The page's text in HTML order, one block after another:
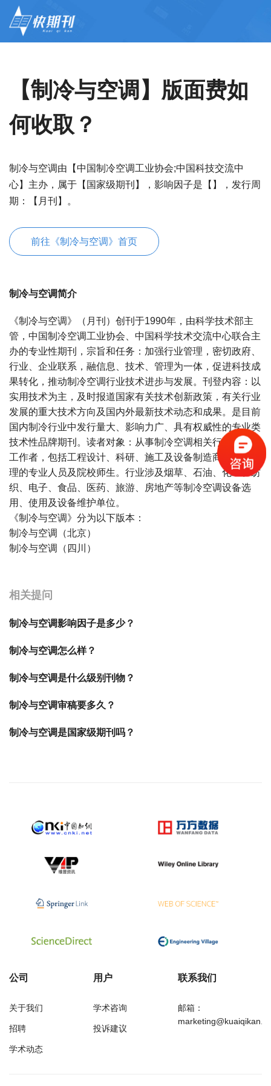
【制冷与空调】版面费如
何收取？
制冷与空调由【中国制冷空调工业协会;中国科技交流中
心】主办，属于【国家级期刊】，影响因子是【】，发行周
期：【月刊】。
前往《制冷与空调》首页
制冷与空调简介
《制冷与空调》（月刊）创刊于1990年，由科学技术部主
管，中国制冷空调工业协会、中国科学技术交流中心联合主
办的专业性期刊，宗旨和任务：加强行业管理，密切政府、
行业、企业联系，融信息、技术、管理为一体，促进科技成
果转化，推动制冷空调行业技术进步与发展。刊登内容：以
实用技术为主，及时报道国家有关技术创新政策，有关行业
发展的重大技术方向及国内外最新技术动态和成果。是目前
国内制冷行业中发行量大、影响力广、具有权威性的专业类
技术性品牌期刊。读者对象：从事制冷空调相关行业及科技
工作者，包括工程设计、科研、施工及设备制造商与运营管
理的专业人员及院校师生。行业涉及烟草、石油、化工、纺
织、电子、食品、医药、旅游、房地产等制冷空调设备选
用、使用及设备维护单位。
《制冷与空调》分为以下版本：
制冷与空调（北京）
制冷与空调（四川）
相关提问
制冷与空调影响因子是多少？
制冷与空调怎么样？
制冷与空调是什么级别刊物？
制冷与空调审稿要多久？
制冷与空调是国家级期刊吗？
公司
关于我们
招聘
学术动态
用户
学术咨询
投诉建议
联系我们
邮箱：